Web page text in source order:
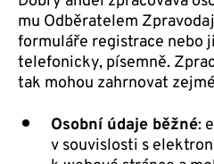
mu Odběratelem
formuláře registrace nebo
telefonicky, písemně.
tak mohou zahrnovat
Osobní údaje běžné:
v souvislosti s